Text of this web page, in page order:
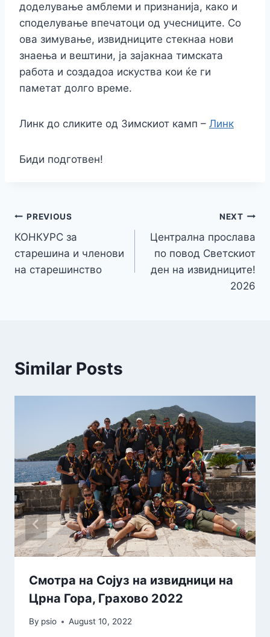
доделување амблеми и признанија, како и
споделување впечатоци од учесниците. Со
ова зимување, извидниците стекнаа нови
знаења и вештини, ја зајакнаа тимската
работа и создадоа искуства кои ќе ги
паметат долго време.
Линк до сликите од Зимскиот камп – Линк
Биди подготвен!
PREVIOUS
КОНКУРС за
старешина и членови
на старешинство
NEXT
Централна прослава
по повод Светскиот
ден на извидниците!
2026
Similar Posts
Смотра на Сојуз на извидници на
Црна Гора, Грахово 2022
By psio August 10, 2022